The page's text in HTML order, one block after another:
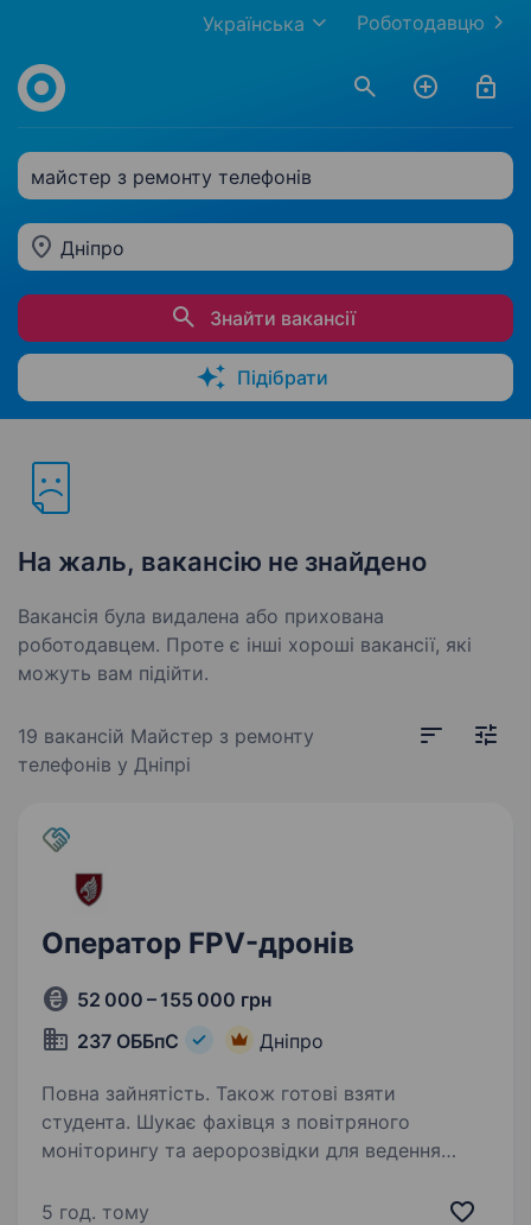
Роботодавцю
Українська
майстер з ремонту телефонів
Дніпро
Знайти вакансії
Підібрати
На жаль, вакансію не знайдено
Вакансія була видалена або прихована
роботодавцем. Проте є інші хороші вакансії, які
можуть вам підійти.
19 вакансій Майстер з ремонту
телефонів у Дніпрі
Оператор FPV-дронів
52 000 – 155 000 грн
237 ОББпС
Дніпро
Повна зайнятість. Також готові взяти
студента. Шукає фахівця з повітряного
моніторингу та аеророзвідки для ведення
виявлення цілей та забезпечення
5 год. тому